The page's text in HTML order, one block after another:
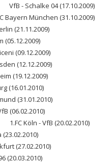
VfB - Schalke 04 (17.10.2009)
Bayern München (31.10.2009)
(21.11.2009)
(05.12.2009)
(09.12.2009)
(12.12.2009)
(19.12.2009)
(16.01.2010)
(31.01.2010)
(06.02.2010)
1.FC Köln - VfB (20.02.2010)
(27.02.2010)
(20.03.2010)